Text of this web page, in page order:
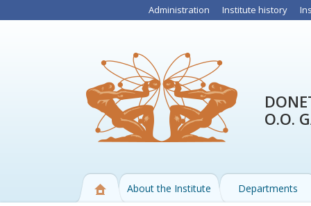
Administration Institute history
O.O.
About the Institute Departments